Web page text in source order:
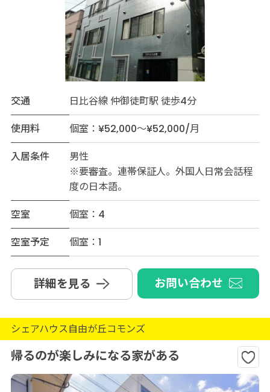
交通
日比谷線 仲御徒町駅 徒歩4分
使用料
個室：¥52,000～¥52,000/月
入居条件
男性
※要審査。連帯保証人。外国人日常会話程
度の日本語。
空室
個室：4
空室予定
個室：1
詳細を見る お問い合わせ
シェアハウス自由が丘コモンズ
帰るのが楽しみになる家がある